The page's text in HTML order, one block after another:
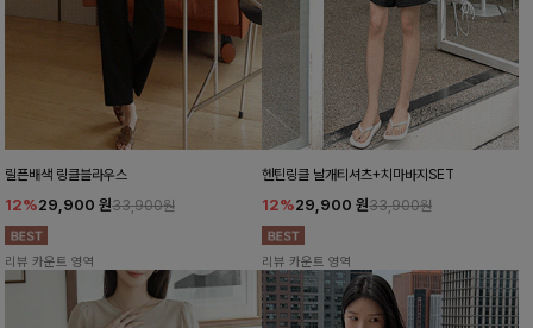
릴픈배색 링클블라우스
12%29,900 원33,900원
리뷰 카운트 영역
헨틴링클 날개티셔츠+치마바지SET
12%29,900 원33,900원
리뷰 카운트 영역